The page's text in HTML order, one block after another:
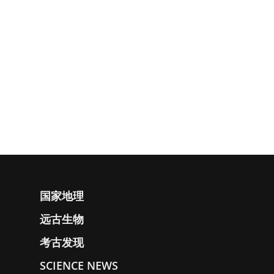
国家地理
远古生物
考古发现
SCIENCE NEWS